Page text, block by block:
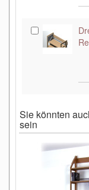
Sie könnten
sein